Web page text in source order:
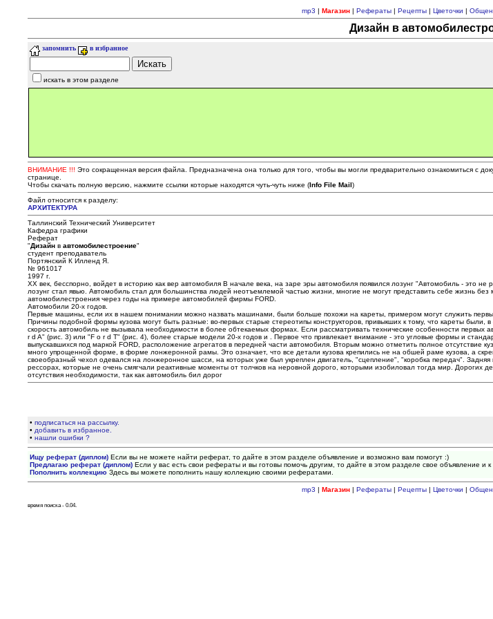
mp3 | Магазин| Рефераты| Рецепты| Цветочки |
Дизайн в
запомнить в избранное
искать в этом разделе
ВНИМАНИЕ !!! Это сокращенная версия файла. Предназначена она только для того, чтобы вы могли предварительно ознакомиться с
странице.
Чтобы скачать полную версию, нажмите ссылки которые находятся чуть-чуть ниже (Info File Mail)
Файл относится к разделу:
АРХИТЕКТУРА
Таллинский Технический Университет
Кафедра графики
Реферат
"Дизайн вавтомобилестроение"
студент преподаватель
Портянский К Илленд Я.
№ 961017
1997 г.
XX век, бесспорно, войдет в историю как вер автомобиля В начале века, на заре эры автомобиля появился лозунг "Автомобиль - это не
лозунг стал явью. Автомобиль стал для большинства людей неотъемлемой частью жизни, многие не могут представить себе жизнь
автомобилестроения через годы на примере автомобилей фирмы FORD.
Автомобили 20-х годов.
Первые машины, если их в нашем понимании можно назвать машинами, были больше похожи на кареты, примером могут служить
Причины подобной формы кузова могут быть разные: во-первых старые стереотипы конструкторов, привыкших к тому, что кареты
скорость автомобиль не вызывала необходимости в более обтекаемых формах. Если рассматривать технические особенности первых
r d A" (рис. 3) или "F o r d T" (рис. 4), более старые модели 20-х годов и . Первое что привлекает внимание - это угловые формы и
выпускавшихся под маркой FORD, расположение агрегатов в передней части автомобиля. Вторым можно отметить полное отсутствие
много упрощенной форме, в форме лонжеронной рамы. Это означает, что все детали кузова крепились не на обшей раме кузова, а
своеобразный чехол одевался на лонжеронное шасси, на которых уже был укреплен двигатель, "сцепление", "коробка передач". Задняя
рессорах, которые не очень смягчали реактивные моменты от толчков на неровной дорого, которыми изобиловал тогда мир. Дорогих
отсутствия необходимости, так как автомобиль бил дорог
•подписаться на рассылку.
• добавить в избранное.
•нашли ошибки ?
Ищу реферат (диплом) Если вы не можете найти реферат, то дайте в этом разделе объявление и возможно вам помогут :)
Предлагаю реферат (диплом) Если у вас есть свои рефераты и вы готовы помочь другим, то дайте в этом разделе свое объявление и
Пополнить коллекцию Здесь вы можете пополнить нашу коллекцию своими рефератами.
mp3 | Магазин| Рефераты| Рецепты| Цветочки |
время поиска - 0.04.